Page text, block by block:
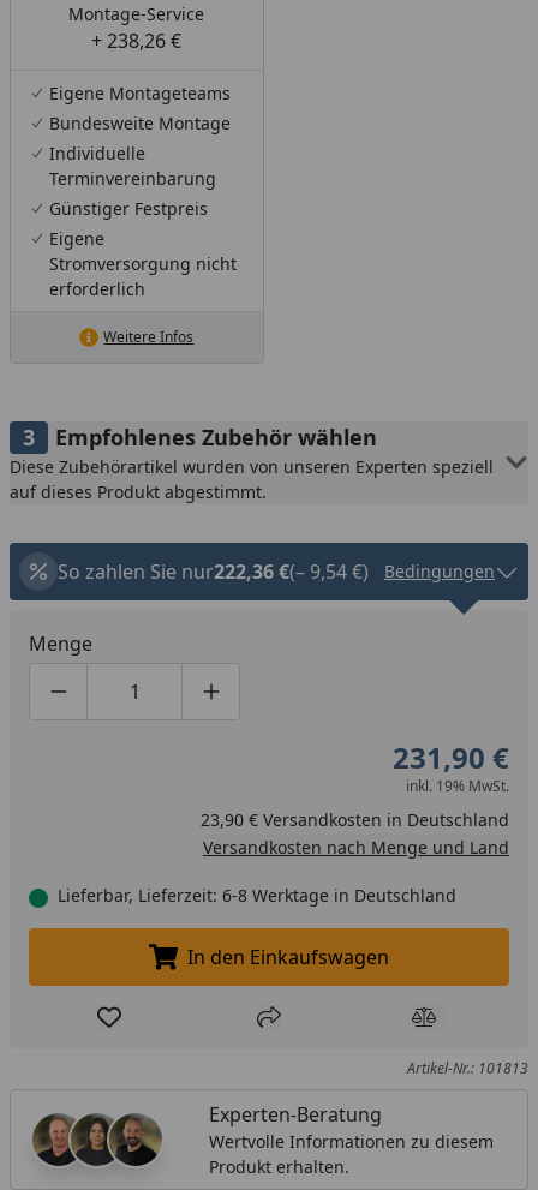
Montage-Service
+ 238,26 €
Eigene Montageteams
Bundesweite Montage
Individuelle
Terminvereinbarung
Günstiger Festpreis
Eigene
Stromversorgung nicht
erforderlich
Weitere Infos
Empfohlenes Zubehör wählen
Diese Zubehörartikel wurden von unseren Experten speziell
auf dieses Produkt abgestimmt.
So zahlen Sie nur222,36 €(– 9,54 €) Bedingungen
Menge
Produktmenge um eins verringern
Produktmenge manuell eingeben
Produktmenge um eins erhöhen
231,90 €
inkl. 19% MwSt.
23,90 € Versandkosten in Deutschland
Versandkosten nach Menge und Land
Lieferbar, Lieferzeit: 6-8 Werktage in Deutschland
In den Einkaufswagen legen
In den Einkaufswagen
Produkt zur Wunschliste hinzufügen
Teilen Produkt
Artikel-Nr.: 101813
Experten-Beratung
Wertvolle Informationen zu diesem
Produkt erhalten.